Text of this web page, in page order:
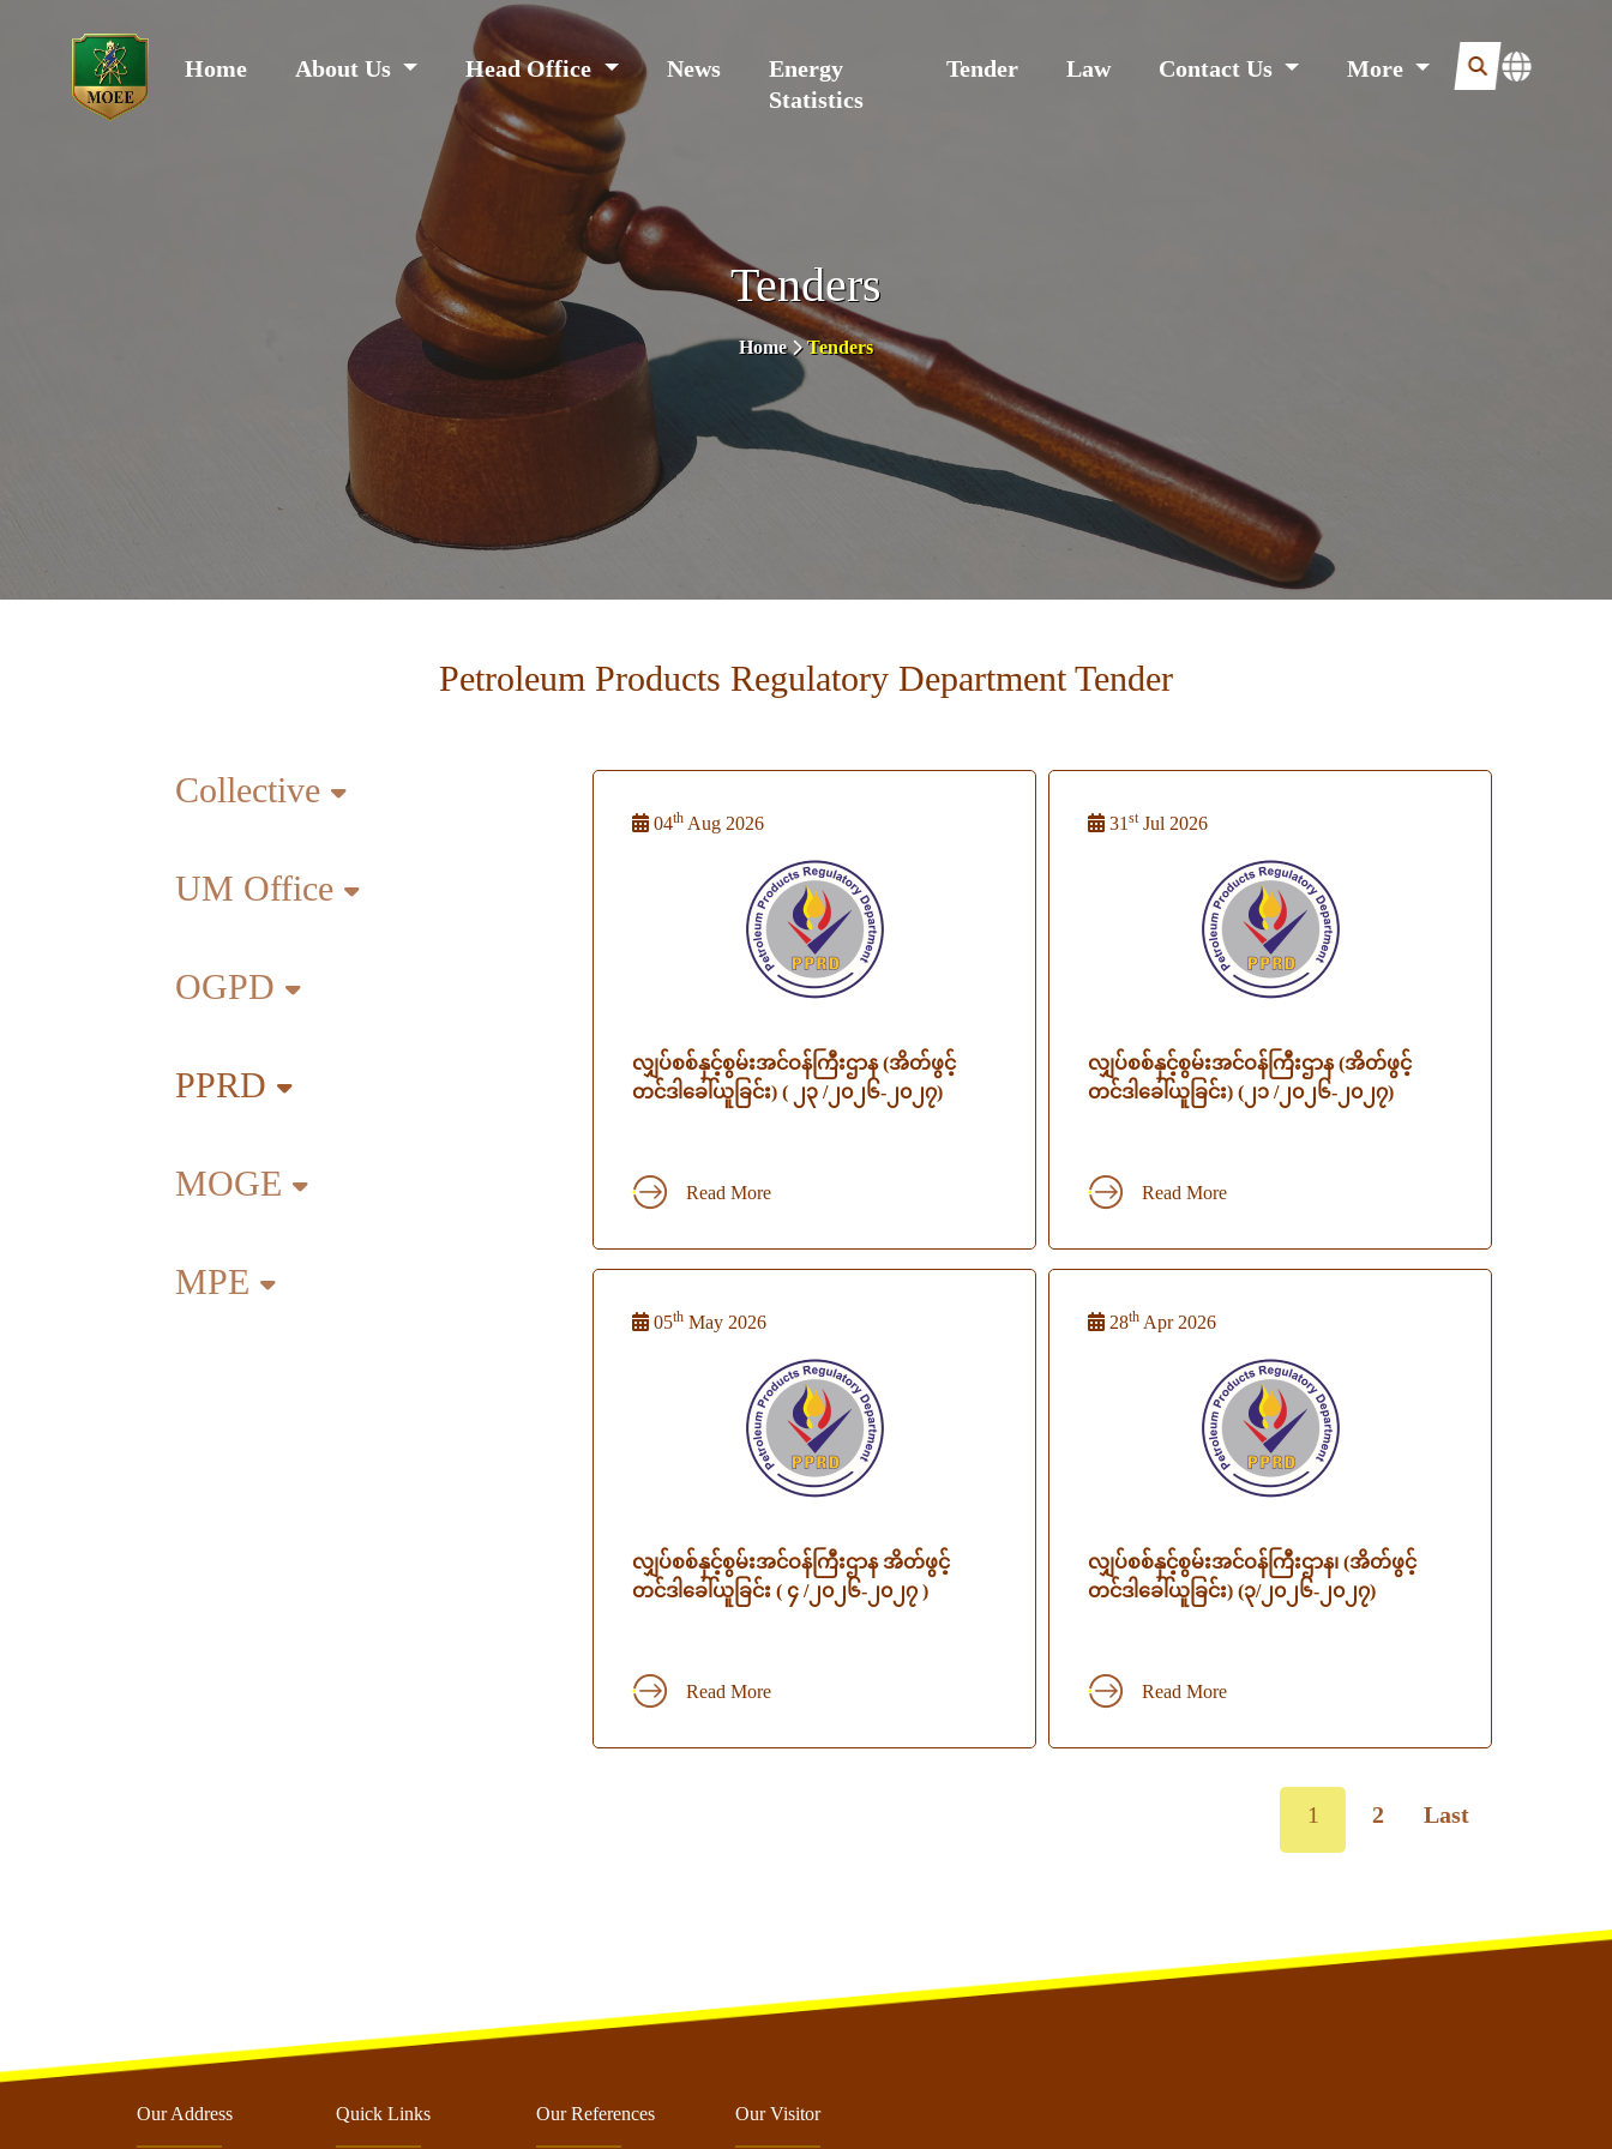
Home About Us Head Office News
Energy
Statistics
Tender Law Contact Us More
Tenders
Home Tenders
Petroleum Products Regulatory Department Tender
Collective
UM Office
OGPD
PPRD
MOGE
MPE
04th Aug 2026
လျှပ်စစ်နှင့်စွမ်းအင်ဝန်ကြီးဌာန (အိတ်ဖွင့်
တင်ဒါခေါ်ယူခြင်း) ( ၂၃ /၂၀၂၆-၂၀၂၇)
Read More
31 stJul 2026
လျှပ်စစ်နှင့်စွမ်းအင်ဝန်ကြီးဌာန (အိတ်ဖွင့်
တင်ဒါခေါ်ယူခြင်း) (၂၁ /၂၀၂၆-၂၀၂၇)
Read More
05th May 2026
လျှပ်စစ်နှင့်စွမ်းအင်ဝန်ကြီးဌာန အိတ်ဖွင့်
တင်ဒါခေါ်ယူခြင်း ( ၄ /၂၀၂၆-၂၀၂၇ )
Read More
28th Apr 2026
လျှပ်စစ်နှင့်စွမ်းအင်ဝန်ကြီးဌာန၊ (အိတ်ဖွင့်
တင်ဒါခေါ်ယူခြင်း) (၃/၂၀၂၆-၂၀၂၇)
Read More
1 2 Last
Our Address Quick Links Our References Our Visitor